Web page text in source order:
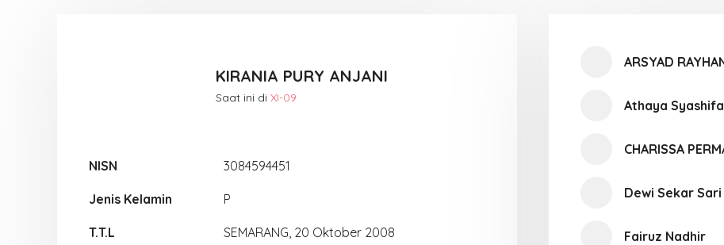
KIRANIA PURY ANJANI
Saat ini di XI-09
NISN 3084594451
Jenis Kelamin P
T.T.L SEMARANG, 20 Oktober 2008
ARSYAD
Athaya
CHARISSA
Dewi Sekar
Fairuz Nadhir